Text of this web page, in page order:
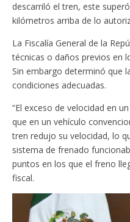
descarriló el tren, este
kilómetros arriba de lo
La Fiscalía General de la
técnicas o daños previos en
Sin embargo determinó que
condiciones adecuadas.
“El exceso de velocidad en
que en un vehículo
tren redujo su velocidad, lo
sistema de frenado
puntos en los que el freno
fiscal.